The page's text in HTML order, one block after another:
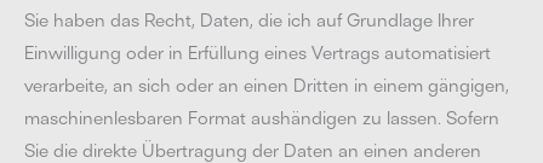
Sie haben das Recht, Daten, die ich auf Grundlage Ihrer
Einwilligung oder in Erfüllung eines Vertrags automatisiert
verarbeite, an sich oder an einen Dritten in einem gängigen,
maschinenlesbaren Format aushändigen zu lassen. Sofern
Sie die direkte Übertragung der Daten an einen anderen